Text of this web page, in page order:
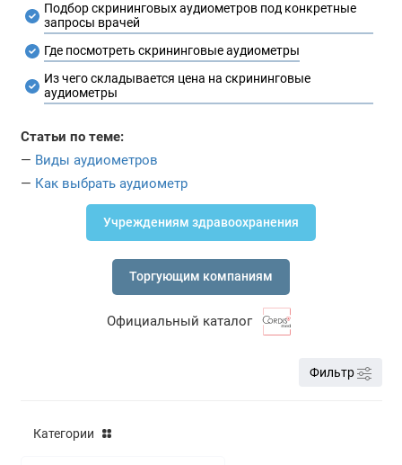
Скрининговые аудиометры
Диагностические аудиометры
Клинические аудиометры
Тимпанометры
Системы регистрации отоакустической
эмиссии
Аппараты КСВП
Аудиометры для новорожденных и детей
раннего возраста
Портативные аудиометры
Шумозащитные кабины
Подбор скрининговых аудиометров под конкретные
запросы врачей
Где посмотреть скрининговые аудиометры
Из чего складывается цена на скрининговые
аудиометры
Статьи по теме:
— Виды аудиометров
— Как выбрать аудиометр
Учреждениям здравоохранения
Торгующим компаниям
Официальный каталог
Фильтр
Категории